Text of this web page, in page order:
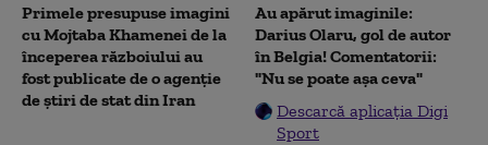
Primele presupuse imagini
cu Mojtaba Khamenei de la
începerea războiului au
fost publicate de o agenție
de știri de stat din Iran
Au apărut imaginile:
Darius Olaru, gol de autor
în Belgia! Comentatorii:
"Nu se poate așa ceva"
Descarcă aplicația Digi
Sport